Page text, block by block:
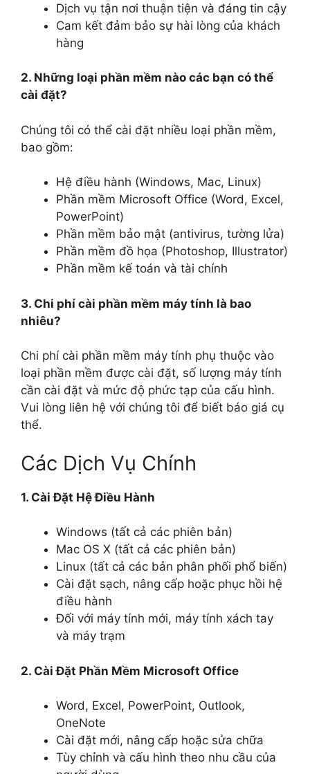
Dịch vụ tận nơi thuận tiện và đáng tin cậy
Cam kết đảm bảo sự hài lòng của khách
hàng
2. Những loại phần mềm nào các bạn có thể
cài đặt?
Chúng tôi có thể cài đặt nhiều loại phần mềm,
bao gồm:
Hệ điều hành (Windows, Mac, Linux)
Phần mềm Microsoft Office (Word, Excel,
PowerPoint)
Phần mềm bảo mật (antivirus, tường lửa)
Phần mềm đồ họa (Photoshop, Illustrator)
Phần mềm kế toán và tài chính
3. Chi phí cài phần mềm máy tính là bao
nhiêu?
Chi phí cài phần mềm máy tính phụ thuộc vào
loại phần mềm được cài đặt, số lượng máy tính
cần cài đặt và mức độ phức tạp của cấu hình.
Vui lòng liên hệ với chúng tôi để biết báo giá cụ
thể.
Các Dịch Vụ Chính
1. Cài Đặt Hệ Điều Hành
Windows (tất cả các phiên bản)
Mac OS X (tất cả các phiên bản)
Linux (tất cả các bản phân phối phổ biến)
Cài đặt sạch, nâng cấp hoặc phục hồi hệ
điều hành
Đối với máy tính mới, máy tính xách tay
và máy trạm
2. Cài Đặt Phần Mềm Microsoft Office
Word, Excel, PowerPoint, Outlook,
OneNote
Cài đặt mới, nâng cấp hoặc sửa chữa
Tùy chỉnh và cấu hình theo nhu cầu của